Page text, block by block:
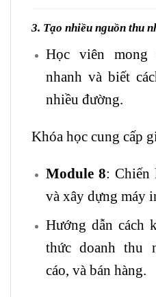
3. Tạo nhiều nguồn thu
Học viên mong
nhanh và biết
nhiều đường.
Khóa học cung cấp
Module 8: Chiến
và xây dựng máy
Hướng dẫn cách
thức doanh thu
cáo, và bán hàng.